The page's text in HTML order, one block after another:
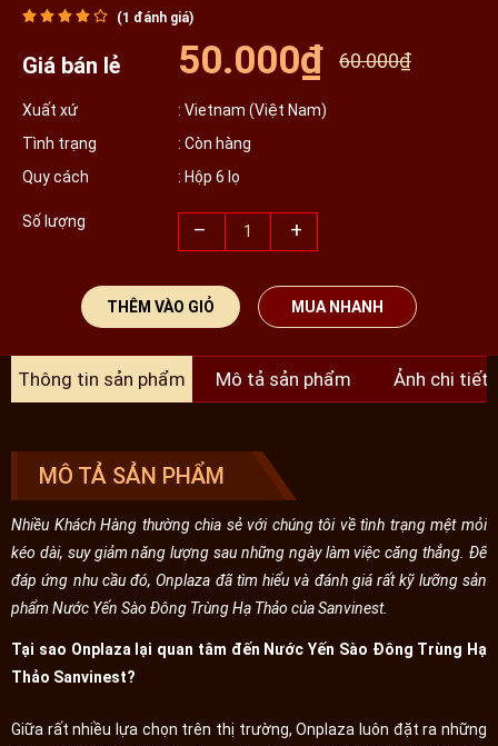
(1 đánh giá)
Giá bán lẻ 50.000₫ 60.000₫
Xuất xứ
: Vietnam (Việt Nam)
Tình trạng
: Còn hàng
Quy cách
: Hộp 6 lọ
Số lượng – +
THÊM VÀO GIỎ MUA NHANH
Thông tin sản phẩm Mô tả sản phẩm Ảnh chi tiết
MÔ TẢ SẢN PHẨM
Nhiều Khách Hàng thường chia sẻ với chúng tôi về tình trạng mệt mỏi
kéo dài, suy giảm năng lượng sau những ngày làm việc căng thẳng. Để
đáp ứng nhu cầu đó, Onplaza đã tìm hiểu và đánh giá rất kỹ lưỡng sản
phẩm Nước Yến Sào Đông Trùng Hạ Thảo của Sanvinest.
Tại sao Onplaza lại quan tâm đến Nước Yến Sào Đông Trùng Hạ
Thảo Sanvinest?
Giữa rất nhiều lựa chọn trên thị trường, Onplaza luôn đặt ra những